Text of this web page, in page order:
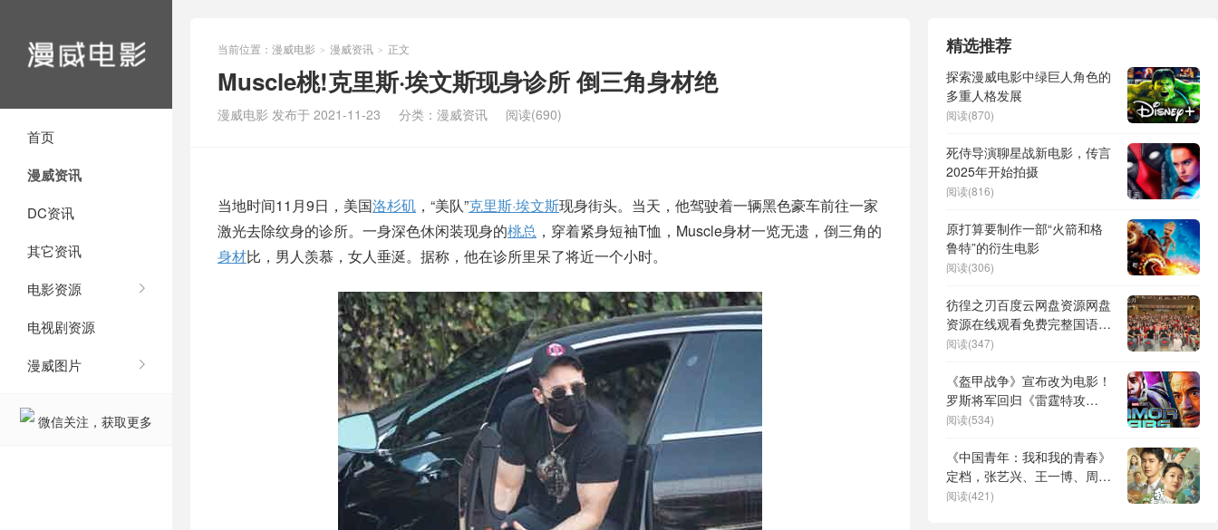
首页
漫威资讯
DC资讯
其它资讯
电影资源
电视剧资源
漫威图片
微信关注，获取更多
当前位置： 漫威电影 > 漫威资讯 > 正文
Muscle桃!克里斯·埃文斯现身诊所 倒三角身材绝
漫威电影 发布于 2021-11-23 分类： 漫威资讯 阅读(690)
当地时间11月9日，美国洛杉矶 ，“美队”克里斯·埃文斯现身街头。当天，他驾驶着一辆黑色豪车前往一家
激光去除纹身的诊所。一身深色休闲装现身的桃总 ，穿着紧身短袖T恤，Muscle身材一览无遗，倒三角的
身材比，男人羡慕，女人垂涎。据称，他在诊所里呆了将近一个小时。
精选推荐
探索漫威电影中绿巨人角色的
多重人格发展
阅读(870)
死侍导演聊星战新电影，传言
2025年开始拍摄
阅读(816)
原打算要制作一部“火箭和格
鲁特”的衍生电影
阅读(306)
彷徨之刃百度云网盘资源网盘
资源在线观看免费完整国语
2021高清(手机版)
阅读(347)
《盔甲战争》宣布改为电影！
罗斯将军回归《雷霆特攻
队》，漫威已选定新的扮演者
阅读(534)
《中国青年：我和我的青春》
定档，张艺兴、王一博、周冬
雨领衔主演
阅读(421)